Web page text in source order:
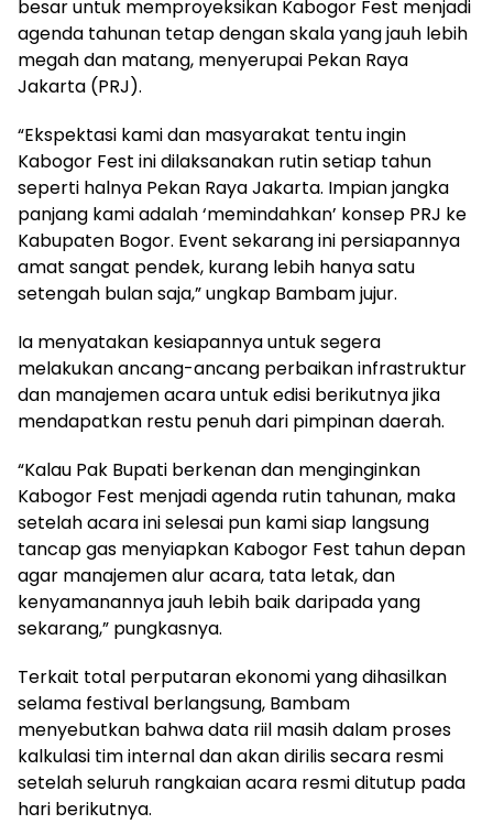
besar untuk memproyeksikan Kabogor Fest menjadi
agenda tahunan tetap dengan skala yang jauh lebih
megah dan matang, menyerupai Pekan Raya
Jakarta (PRJ).
“Ekspektasi kami dan masyarakat tentu ingin
Kabogor Fest ini dilaksanakan rutin setiap tahun
seperti halnya Pekan Raya Jakarta. Impian jangka
panjang kami adalah ‘memindahkan’ konsep PRJ ke
Kabupaten Bogor. Event sekarang ini persiapannya
amat sangat pendek, kurang lebih hanya satu
setengah bulan saja,” ungkap Bambam jujur.
Ia menyatakan kesiapannya untuk segera
melakukan ancang-ancang perbaikan infrastruktur
dan manajemen acara untuk edisi berikutnya jika
mendapatkan restu penuh dari pimpinan daerah.
“Kalau Pak Bupati berkenan dan menginginkan
Kabogor Fest menjadi agenda rutin tahunan, maka
setelah acara ini selesai pun kami siap langsung
tancap gas menyiapkan Kabogor Fest tahun depan
agar manajemen alur acara, tata letak, dan
kenyamanannya jauh lebih baik daripada yang
sekarang,” pungkasnya.
Terkait total perputaran ekonomi yang dihasilkan
selama festival berlangsung, Bambam
menyebutkan bahwa data riil masih dalam proses
kalkulasi tim internal dan akan dirilis secara resmi
setelah seluruh rangkaian acara resmi ditutup pada
hari berikutnya.